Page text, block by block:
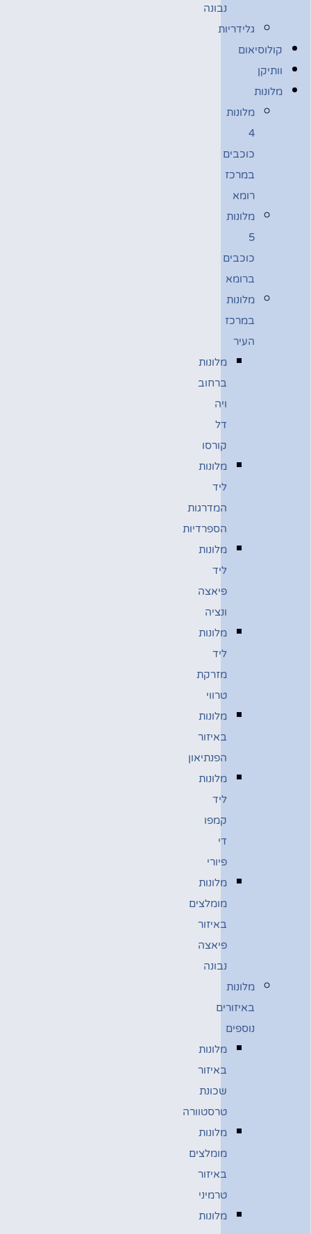
נבונה
גלידריות
קולוסיאום
וותיקן
מלונות
מלונות
4
כוכבים
במרכז
רומא
מלונות
5
כוכבים
ברומא
מלונות
במרכז
העיר
מלונות
ברחוב
ויה
דל
קורסו
מלונות
ליד
המדרגות
הספרדיות
מלונות
ליד
פיאצה
ונציה
מלונות
ליד
מזרקת
טרווי
מלונות
באיזור
הפנתיאון
מלונות
ליד
קמפו
די
פיורי
מלונות
מומלצים
באיזור
פיאצה
נבונה
מלונות
באיזורים
נוספים
מלונות
באיזור
שכונת
טרסטוורה
מלונות
מומלצים
באיזור
טרמיני
מלונות